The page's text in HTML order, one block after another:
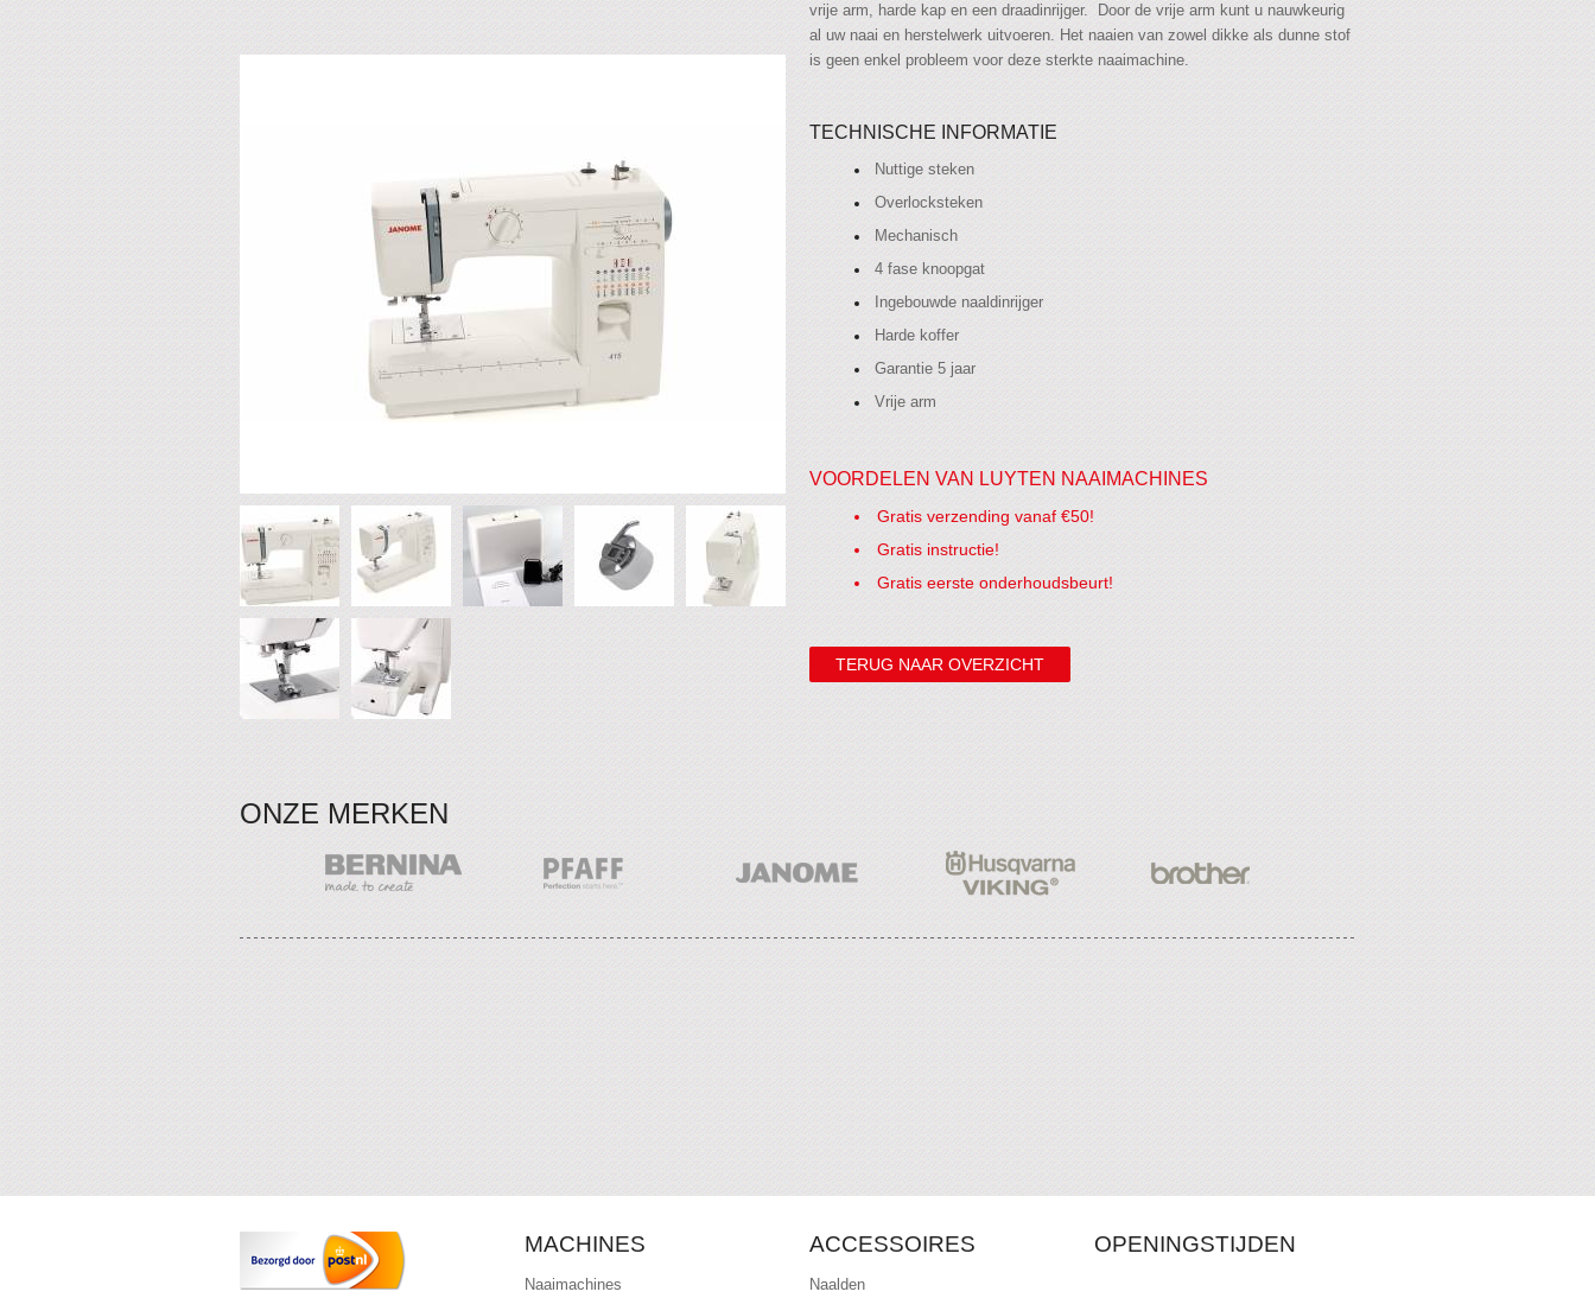
vrije arm, harde kap en een draadinrijger. Door de vrije arm kunt u nauwkeurig
al uw naai en herstelwerk uitvoeren. Het naaien van zowel dikke als dunne stof
is geen enkel probleem voor deze sterkte naaimachine.
TECHNISCHE INFORMATIE
Nuttige steken
Overlocksteken
Mechanisch
4 fase knoopgat
Ingebouwde naaldinrijger
Harde koffer
Garantie 5 jaar
Vrije arm
VOORDELEN VAN LUYTEN NAAIMACHINES
Gratis verzending vanaf €50!
Gratis instructie!
Gratis eerste onderhoudsbeurt!
TERUG NAAR OVERZICHT
ONZE MERKEN
MACHINES
Naaimachines
ACCESSOIRES
Naalden
OPENINGSTIJDEN